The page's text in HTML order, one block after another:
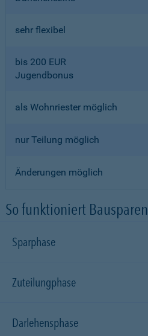
sehr flexibel
bis 200 EUR
Jugendbonus
als Wohnriester möglich
nur Teilung möglich
Änderungen möglich
So funktioniert Bausparen
Sparphase
Zuteilungphase
Darlehensphase